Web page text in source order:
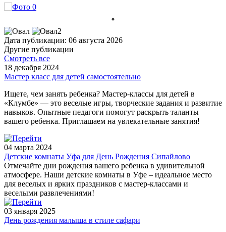
Дата публикации: 06 августа 2026
Другие публикации
Смотреть все
18 декабря 2024
Мастер класс для детей самостоятельно
Ищете, чем занять ребенка? Мастер-классы для детей в
«Клумбе» — это веселые игры, творческие задания и развитие
навыков. Опытные педагоги помогут раскрыть таланты
вашего ребенка. Приглашаем на увлекательные занятия!
04 марта 2024
Детские комнаты Уфа для День Рождения Сипайлово
Отмечайте дни рождения вашего ребенка в удивительной
атмосфере. Наши детские комнаты в Уфе – идеальное место
для веселых и ярких праздников с мастер-классами и
веселыми развлечениями!
03 января 2025
День рождения малыша в стиле сафари